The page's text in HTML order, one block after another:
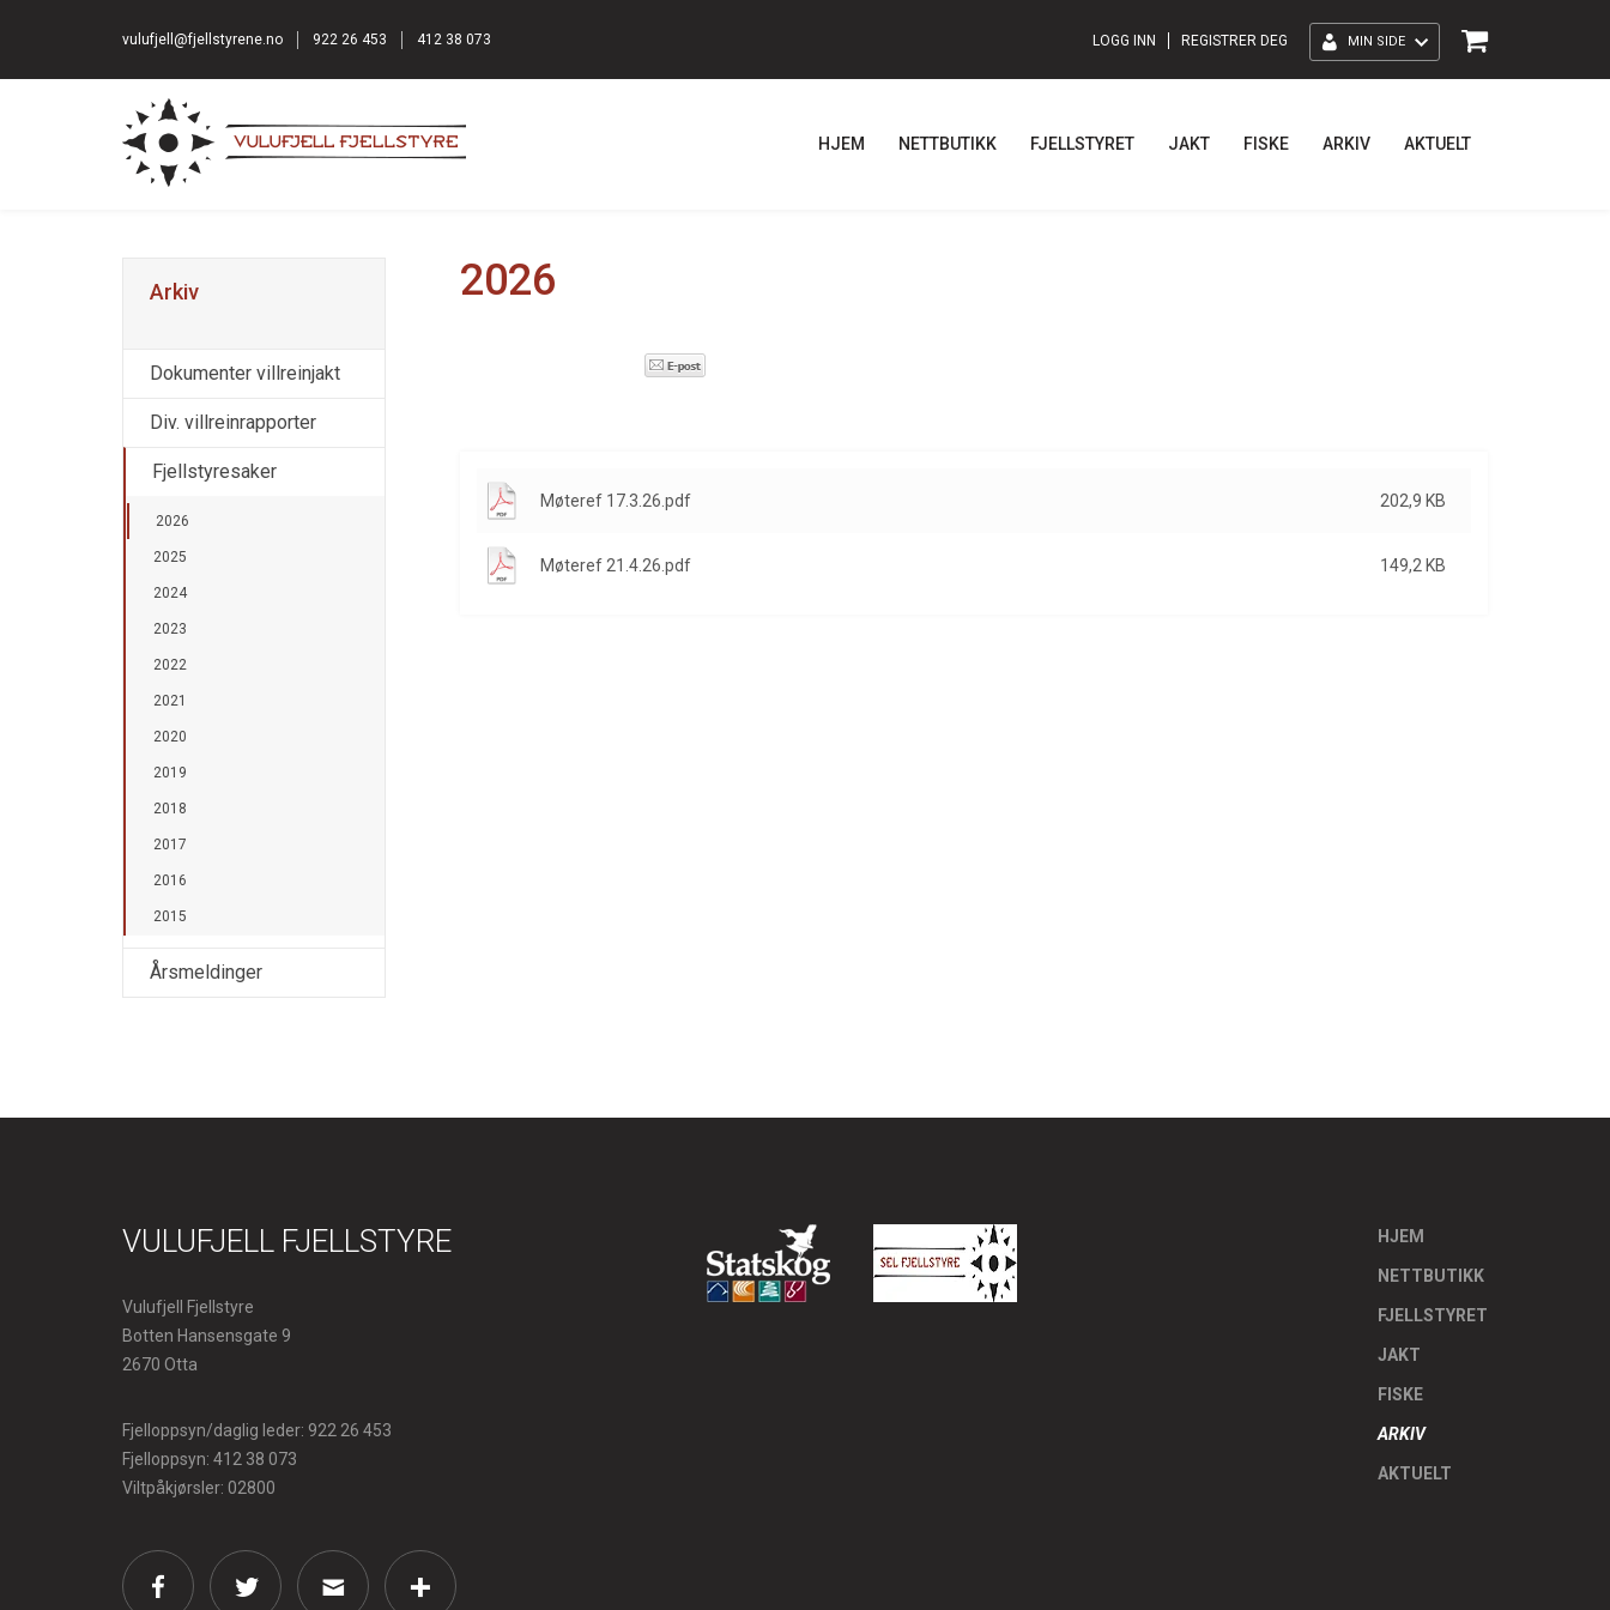
vulufjell@fjellstyrene.no 922 26 453 412 38 073 LOGG INN REGISTRER DEG MIN SIDE
HJEM NETTBUTIKK FJELLSTYRET JAKT FISKE ARKIV AKTUELT
Arkiv
Dokumenter villreinjakt
Div. villreinrapporter
Fjellstyresaker
2026
2025
2024
2023
2022
2021
2020
2019
2018
2017
2016
2015
Årsmeldinger
2026
Møteref 17.3.26.pdf 202,9 KB
Møteref 21.4.26.pdf 149,2 KB
VULUFJELL FJELLSTYRE
Vulufjell Fjellstyre
Botten Hansensgate 9
2670 Otta
Fjelloppsyn/daglig leder: 922 26 453
Fjelloppsyn: 412 38 073
Viltpåkjørsler: 02800
HJEM
NETTBUTIKK
FJELLSTYRET
JAKT
FISKE
ARKIV
AKTUELT